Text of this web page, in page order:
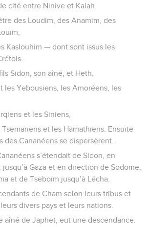
cité entre Ninive et Kalah.
des Loudim, des Anamim, des
Kaslouhim — dont sont issus les
Sidon, son aîné, et Heth.
les Yebousiens, les Amoréens, les
et les Siniens,
et les Hamathiens. Ensuite
des Cananéens se dispersèrent.
s’étendait de Sidon, en
Gaza et en direction de Sodome,
et de Tseboïm jusqu’à Lécha.
de Cham selon leurs tribus et
divers pays et leurs nations.
aîné de Japhet, eut une descendance.